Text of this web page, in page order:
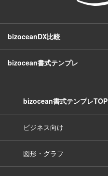
bizoceanDX比較
bizocean書式テンプレ
bizocean書式テンプレTOP
ビジネス向け
図形・グラフ